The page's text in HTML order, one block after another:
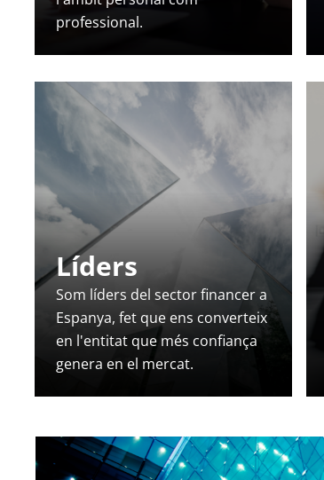
professional.
Líders
Som líders del sector financer a
Espanya, fet que ens converteix
en l'entitat que més confiança
genera en el mercat.